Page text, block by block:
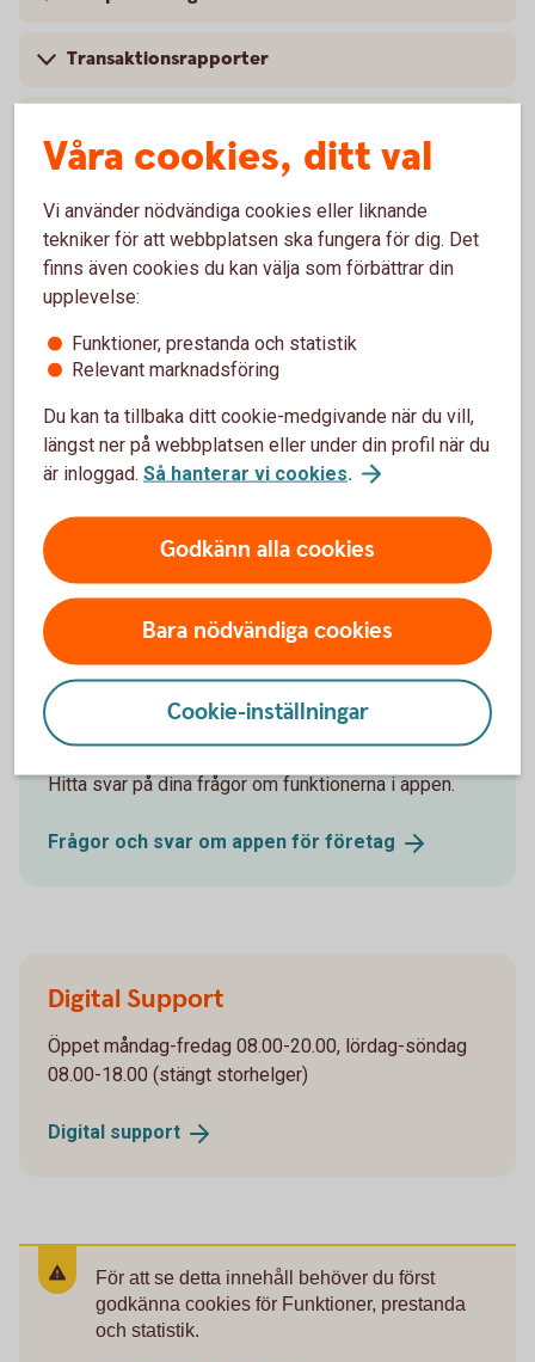
Transaktionsrapporter
Aktivera kod till telefontjänst
Låneansökan
Låneöversikt och kommande dragningar
Vi hjälper dig
Frågor och svar om appen
Hitta svar på dina frågor om funktionerna i appen.
Frågor och svar om appen för företag
Digital Support
Öppet måndag-fredag 08.00-20.00, lördag-söndag
08.00-18.00 (stängt storhelger)
Digital support
För att se detta innehåll behöver du först
godkänna cookies för Funktioner, prestanda
och statistik.
Våra cookies, ditt val
Vi använder nödvändiga cookies eller liknande
tekniker för att webbplatsen ska fungera för dig. Det
finns även cookies du kan välja som förbättrar din
upplevelse:
Funktioner, prestanda och statistik
Relevant marknadsföring
Du kan ta tillbaka ditt cookie-medgivande när du vill,
längst ner på webbplatsen eller under din profil när du
är inloggad. Så hanterar vi cookies.
Godkänn alla cookies
Bara nödvändiga cookies
Cookie-inställningar